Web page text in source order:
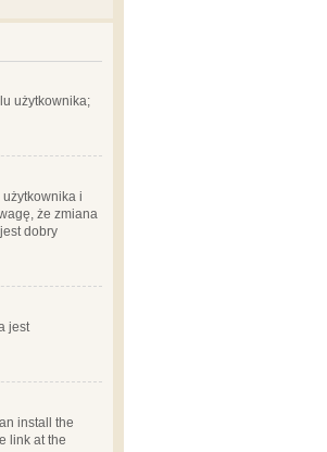
użytkownika;
i
że zmiana
dobry
jest
install the
link at the